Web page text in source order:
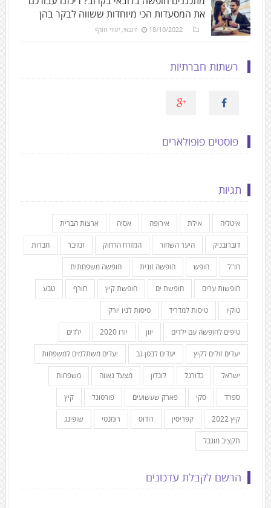
את המסעדות הכי מיוחדות ששווה לבקר בהן
18/10/2022 דובאי, יעדי חורף
רשתות חברתיות
פוסטים פופולארים
תגיות
איטליה אילת אירופה אסיה ארצות הברית
דוברובניק היער השחור המזרח הרחוק זנזיבר חברות
חו"ל חופש חופשה זוגית חופשה משפחתית
חופשות ערים חופשת ים חופשת קיץ חורף טבע
טוקיו טיסות למדריד טיסות לניו יורק
טיפים לחופשה עם ילדים יוון יורו 2020 ילדים
יעדים זולים לקיץ יעדים לבטן גב יעדים משתלמים למשפחות
ישראל כדורגל לונדון מצעד גאווה משפחות
ספרד סקי פארק שעשועים פורטוגל קיץ
קיץ 2022 קפריסין רודוס רומנטי שופינג
תקציב מוגבל
הרשם לקבלת עדכונים